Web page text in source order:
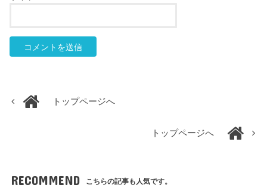
トップページへ
トップページへ
RECOMMEND こちらの記事も人気です。